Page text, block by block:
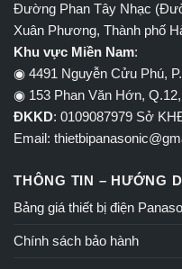
Đường Phan Tây Nhạc
Xuân Phương, Thành phố
Khu vực Miền Nam:
◉ 4491 Nguyễn Cửu Phú,
◉ 153 Phan Văn Hớn,
ĐKKD: 0109087979 Sở
Email:
THÔNG TIN – HƯỚNG
Bảng giá thiết bị điện
Chính sách bảo hành